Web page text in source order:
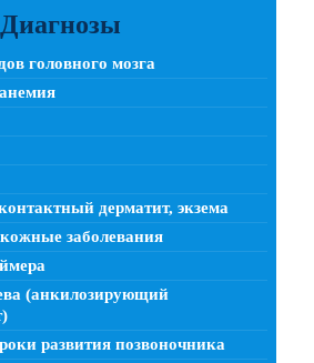
Диагнозы
головного мозга
дерматит, экзема
заболевания
(анкилозирующий
развития позвоночника